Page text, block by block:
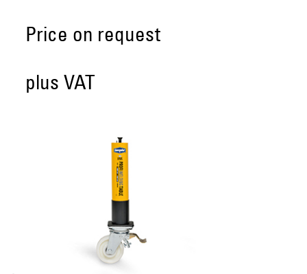
Price on request
plus VAT